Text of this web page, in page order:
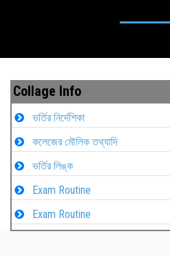
Collage Info
ভর্তির নির্দেশিকা
কলেজের মৌলিক তথ্যাদি
ভর্তির লিঙ্ক
Exam Routine
Exam Routine